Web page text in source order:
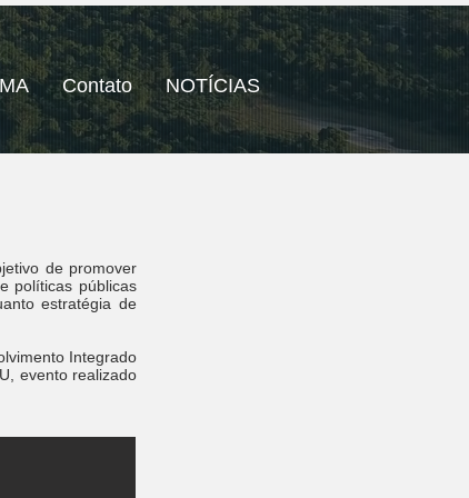
de promover
políticas públicas
estratégia de
Integrado
evento realizado
Contato NOTÍCIAS